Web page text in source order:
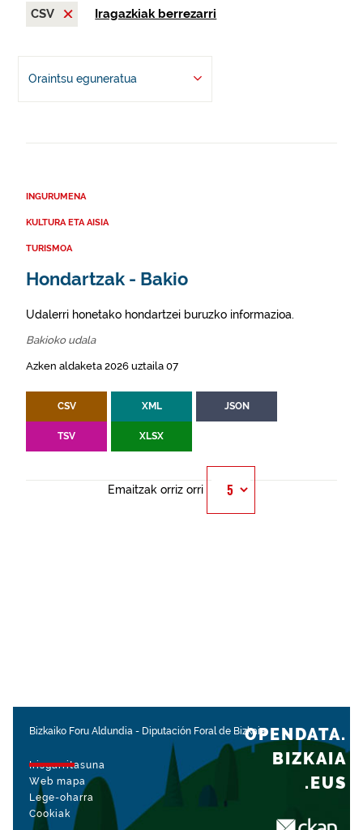
CSV
Iragazkiak berrezarri
Oraintsu eguneratua
INGURUMENA
KULTURA ETA AISIA
TURISMOA
Hondartzak - Bakio
Udalerri honetako hondartzei buruzko informazioa.
Bakioko udala
Azken aldaketa 2026 uztaila 07
CSV XML JSON
TSV XLSX
Emaitzak orriz orri
Bizkaiko Foru Aldundia - Diputación Foral de Bizkaia
Irisgarritasuna
Web mapa
Lege-oharra
Cookiak
OPENDATA.
BIZKAIA
.EUS